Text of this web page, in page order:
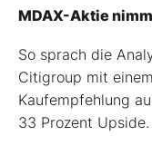
MDAX-Aktie
So sprach die
Citigroup mit
Kaufempfehlung
33 Prozent Upside.